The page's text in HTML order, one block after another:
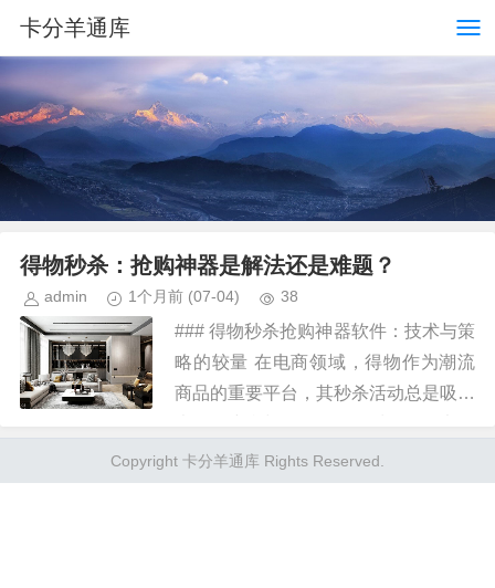
卡分羊通库
得物秒杀：抢购神器是解法还是难题？
admin 1个月前 (07-04) 38
### 得物秒杀抢购神器软件：技术与策
略的较量 在电商领域，得物作为潮流
商品的重要平台，其秒杀活动总是吸引
和有限的商品库存，用户们自然 这些
软件的核心功能在于通过技...
Copyright 卡分羊通库 Rights Reserved.